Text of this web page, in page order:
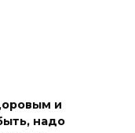
и
надо